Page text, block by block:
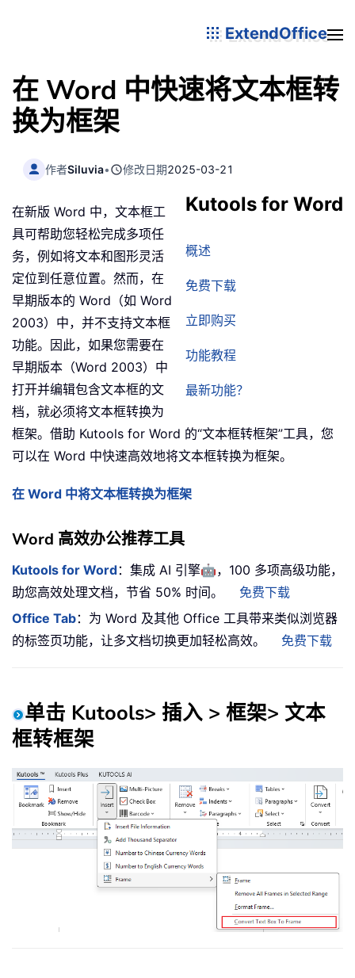
ExtendOffice
在 Word 中快速将文本框转
换为框架
作者Siluvia• 修改日期2025-03-21
Kutools for Word
概述
免费下载
立即购买
功能教程
最新功能？
在新版 Word 中，文本框工
具可帮助您轻松完成多项任
务，例如将文本和图形灵活
定位到任意位置。然而，在
早期版本的 Word（如 Word
2003）中，并不支持文本框
功能。因此，如果您需要在
早期版本（Word 2003）中
打开并编辑包含文本框的文
档，就必须将文本框转换为
框架。借助 Kutools for Word 的“文本框转框架”工具，您
可以在 Word 中快速高效地将文本框转换为框架。
在 Word 中将文本框转换为框架
Word 高效办公推荐工具
Kutools for Word：集成 AI 引擎🤖，100 多项高级功能，
助您高效处理文档，节省 50% 时间。
免费下载
Office Tab：为 Word 及其他 Office 工具带来类似浏览器
的标签页功能，让多文档切换更加轻松高效。
免费下载
单击 Kutools> 插入 > 框架> 文本
框转框架